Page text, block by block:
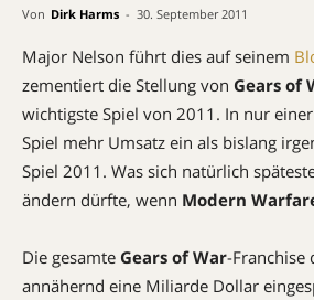
Von Dirk Harms - 30. September 2011
Major Nelson führt dies auf seinem
zementiert die Stellung von Gears of
wichtigste Spiel von 2011. In nur
Spiel mehr Umsatz ein als bislang
Spiel 2011. Was sich natürlich
ändern dürfte, wenn Modern
Die gesamte Gears of War-Franchise
annähernd eine Miliarde Dollar